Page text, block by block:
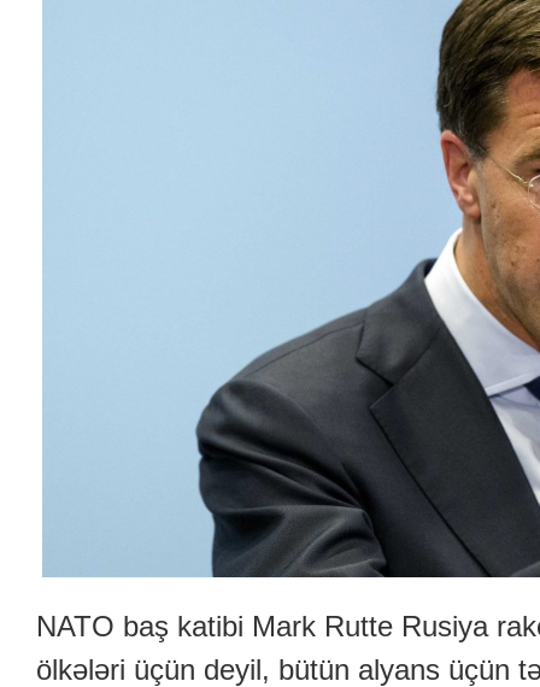
NATO baş katibi Mark Rutte Rusiya
ölkələri üçün deyil, bütün alyans üçün